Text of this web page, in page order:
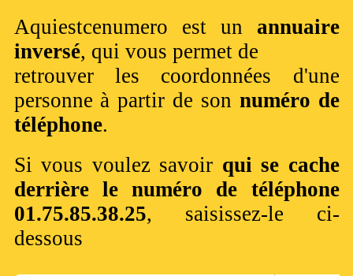
Aquiestcenumero est un annuaire
inversé, qui vous permet de
retrouver les coordonnées d'une
personne à partir de son numéro de
téléphone.
Si vous voulez savoir qui se cache
derrière le numéro de téléphone
01.75.85.38.25, saisissez-le ci-
dessous